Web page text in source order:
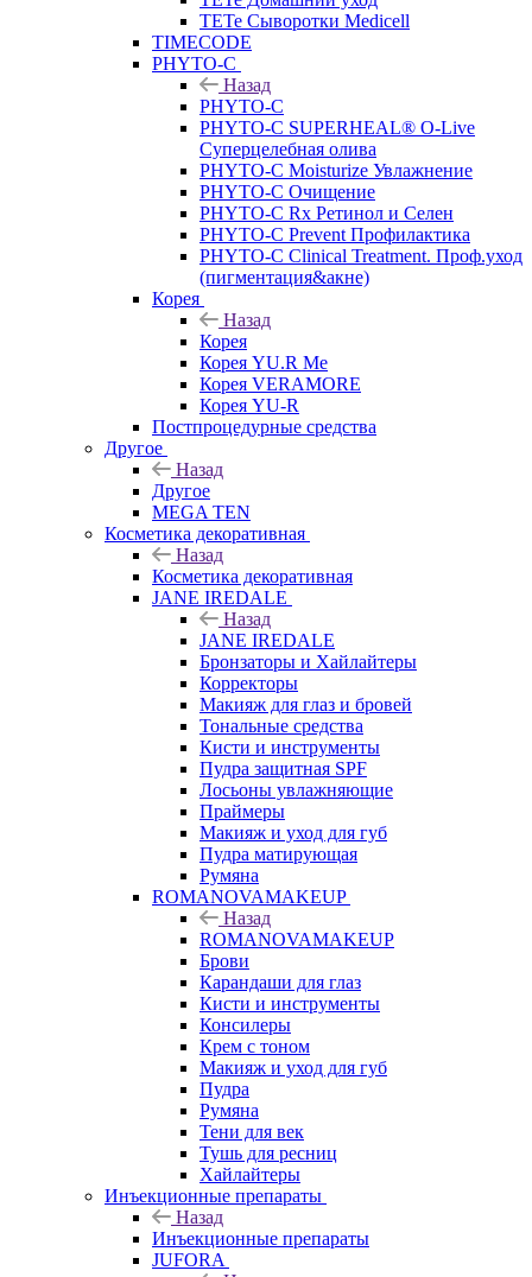
TETe Сыворотки Medicell
TIMECODE
PHYTO-C
Назад
PHYTO-C
PHYTO-C SUPERHEAL® O-Live
Суперцелебная олива
PHYTO-C Moisturize Увлажнение
PHYTO-C Очищение
PHYTO-C Rx Ретинол и Селен
PHYTO-C Prevent Профилактика
PHYTO-C Clinical Treatment. Проф.уход
(пигментация&акне)
Корея
Назад
Корея
Корея YU.R Me
Корея VERAMORE
Корея YU-R
Постпроцедурные средства
Другое
Назад
Другое
MEGA TEN
Косметика декоративная
Назад
Косметика декоративная
JANE IREDALE
Назад
JANE IREDALE
Бронзаторы и Хайлайтеры
Корректоры
Макияж для глаз и бровей
Тональные средства
Кисти и инструменты
Пудра защитная SPF
Лосьоны увлажняющие
Праймеры
Макияж и уход для губ
Пудра матирующая
Румяна
ROMANOVAMAKEUP
Назад
ROMANOVAMAKEUP
Брови
Карандаши для глаз
Кисти и инструменты
Консилеры
Крем с тоном
Макияж и уход для губ
Пудра
Румяна
Тени для век
Тушь для ресниц
Хайлайтеры
Инъекционные препараты
Назад
Инъекционные препараты
JUFORA